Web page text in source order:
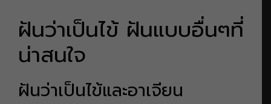
ฝันว่าเป็นไข้ ฝันแบบอื่นๆที่
น่าสนใจ
ฝันว่าเป็นไข้และอาเจียน